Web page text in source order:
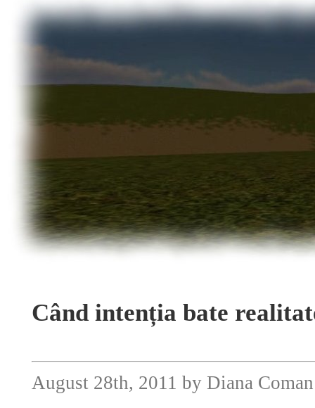
Când intenția bate
August 28th, 2011 by Diana Coman